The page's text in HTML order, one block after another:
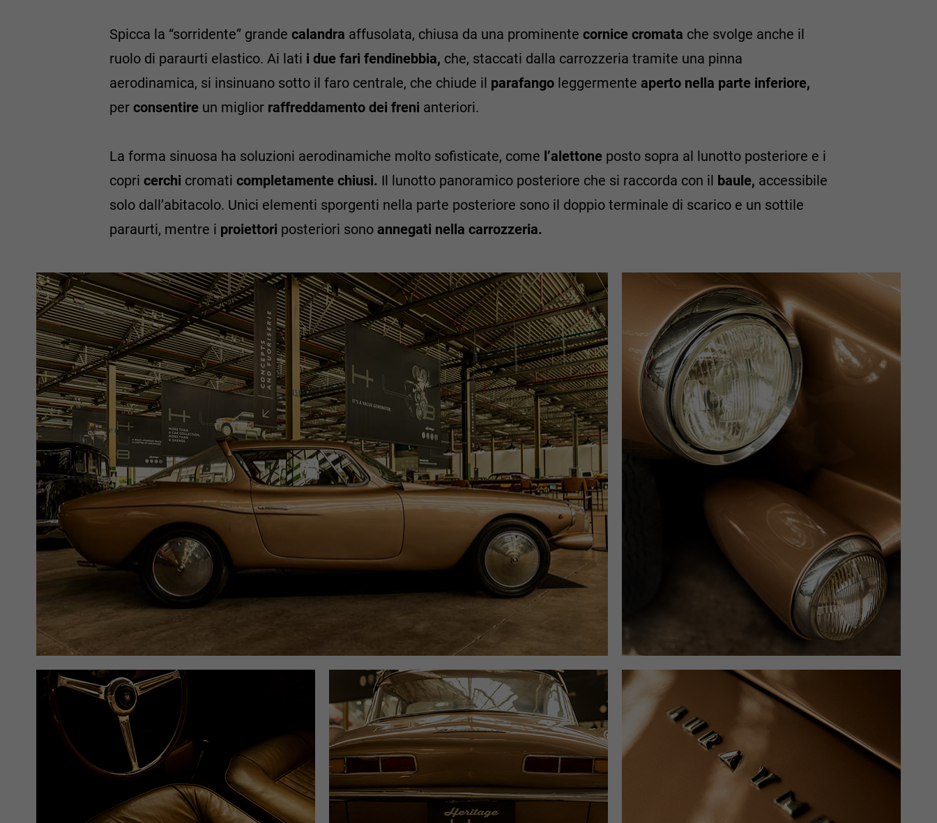
Spicca la “sorridente” grande calandra affusolata, chiusa da una prominente cornice cromata che svolge anche il
ruolo di paraurti elastico. Ai lati i due fari fendinebbia, che, staccati dalla carrozzeria tramite una pinna
aerodinamica, si insinuano sotto il faro centrale, che chiude il parafango leggermente aperto nella parte inferiore,
per consentire un miglior raffreddamento dei freni anteriori.
La forma sinuosa ha soluzioni aerodinamiche molto sofisticate, come l’alettone posto sopra al lunotto posteriore e i
copri cerchi cromati completamente chiusi. Il lunotto panoramico posteriore che si raccorda con il baule, accessibile
solo dall’abitacolo. Unici elementi sporgenti nella parte posteriore sono il doppio terminale di scarico e un sottile
paraurti, mentre i proiettori posteriori sono annegati nella carrozzeria.